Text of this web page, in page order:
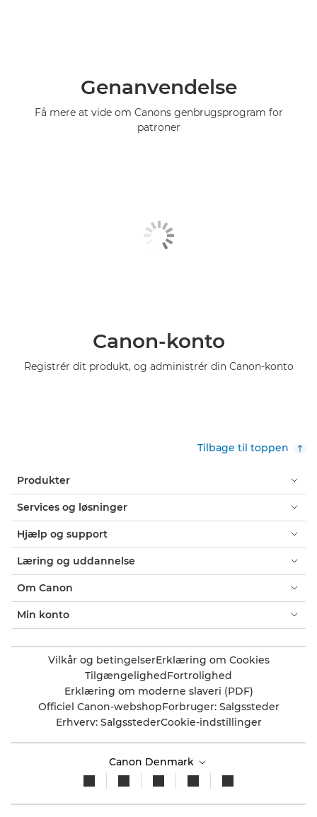
Genanvendelse
Få mere at vide om Canons genbrugsprogram for
patroner
Canon-konto
Registrér dit produkt, og administrér din Canon-konto
Tilbage til toppen
Produkter
Services og løsninger
Hjælp og support
Læring og uddannelse
Om Canon
Min konto
Vilkår og betingelserErklæring om Cookies
TilgængelighedFortrolighed
Erklæring om moderne slaveri (PDF)
Officiel Canon-webshopForbruger: Salgssteder
Erhverv: SalgsstederCookie-indstillinger
Canon Denmark